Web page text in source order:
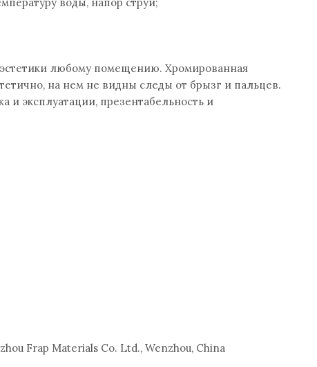
любому помещению. Хромированная
на нем не видны следы от брызг и пальцев.
и эксплуатации, презентабельность и
Frap Materials Co. Ltd., Wenzhou, China